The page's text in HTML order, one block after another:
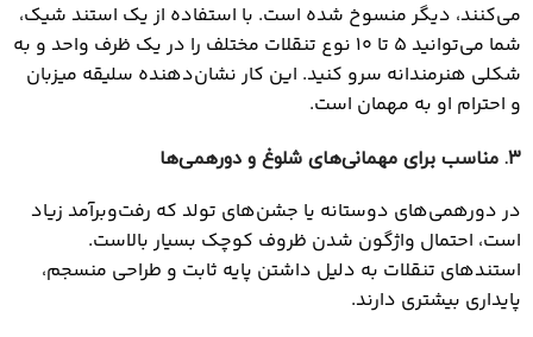
می‌کنند، دیگر منسوخ شده است. با استفاده از یک استند شیک،
شما می‌توانید ۵ تا ۱۰ نوع تنقلات مختلف را در یک ظرف واحد و به
شکلی هنرمندانه سرو کنید. این کار نشان‌دهنده سلیقه میزبان
و احترام او به مهمان است.
۳. مناسب برای مهمانی‌های شلوغ و دورهمی‌ها
در دورهمی‌های دوستانه یا جشن‌های تولد که رفت‌وبرآمد زیاد
است، احتمال واژگون شدن ظروف کوچک بسیار بالاست.
استندهای تنقلات به دلیل داشتن پایه ثابت و طراحی منسجم،
پایداری بیشتری دارند.